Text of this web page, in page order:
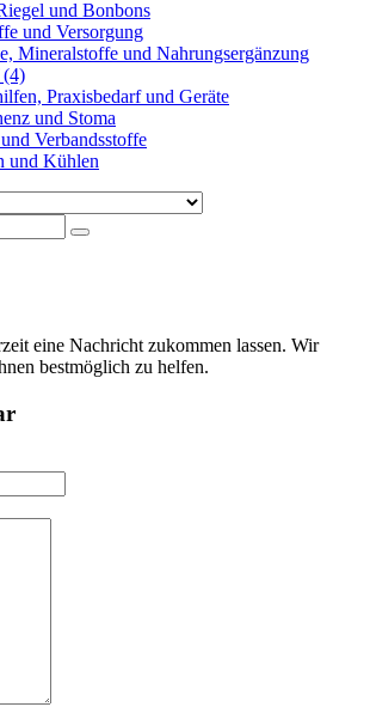
und Bonbons
und Versorgung
Mineralstoffe und Nahrungsergänzung
(4)
Praxisbedarf und Geräte
und Stoma
Verbandsstoffe
und Kühlen
eine Nachricht zukommen lassen. Wir
bestmöglich zu helfen.